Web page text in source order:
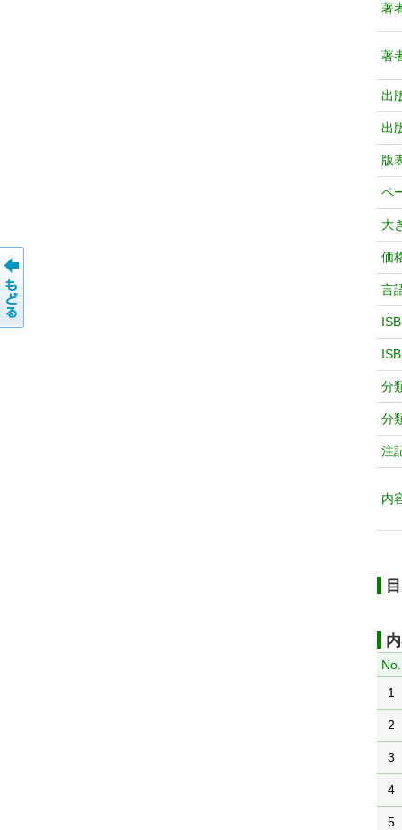
著
著
出
出
版
ペ
大
価
言
分
分
注
内
No.
1
2
3
4
5